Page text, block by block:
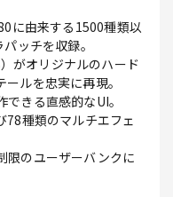
に由来する1500種類以
ッチを収録。
がオリジナルのハード
ルを忠実に再現。
きる直感的なUI。
78種類のマルチエフェ
限のユーザーバンクに